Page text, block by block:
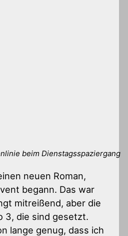
beim Dienstagsspaziergang
neuen Roman,
begann. Das war
mitreißend, aber die
3, die sind gesetzt.
lange genug, dass ich